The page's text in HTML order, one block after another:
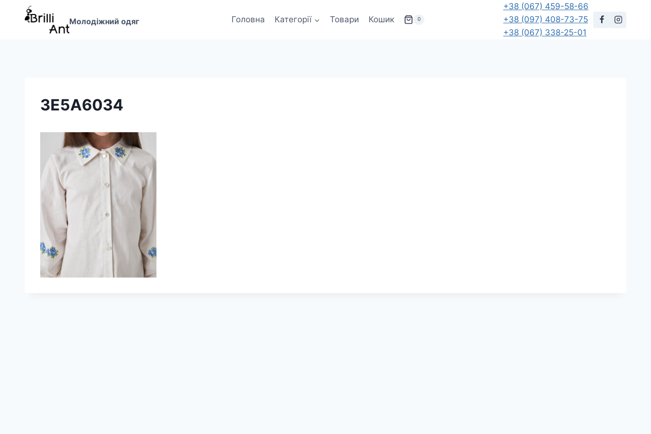
Перейти
Молодіжний одяг Головна Категорії Товари Кошик 0
+38 (067) 459-58-66
+38 (097) 408-73-75
+38 (067) 338-25-01
3E5A6034